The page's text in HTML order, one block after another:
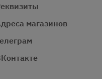
магазинов